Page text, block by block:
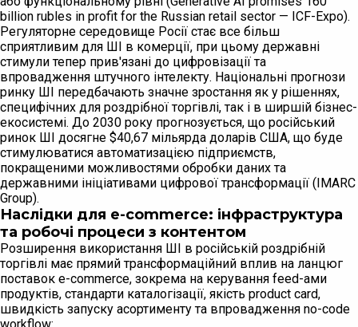
billion rubles in profit for the Russian retail sector — ICF-Expo).
Регуляторне середовище Росії стає все більш
сприятливим для ШІ в комерції, при цьому державні
стимули тепер прив'язані до цифровізації та
впровадження штучного інтелекту. Національні прогнози
ринку ШІ передбачають значне зростання як у рішеннях,
специфічних для роздрібної торгівлі, так і в ширшій бізнес-
екосистемі. До 2030 року прогнозується, що російський
ринок ШІ досягне $40,67 мільярда доларів США, що буде
стимулюватися автоматизацією підприємств,
покращеними можливостями обробки даних та
державними ініціативами цифрової трансформації (IMARC
Group).
Наслідки для e-commerce: інфраструктура
та робочі процеси з контентом
Розширення використання ШІ в російській роздрібній
торгівлі має прямий трансформаційний вплив на ланцюг
поставок e-commerce, зокрема на керування feed-ами
продуктів, стандарти каталогізації, якість product card,
швидкість запуску асортименту та впровадження no-code